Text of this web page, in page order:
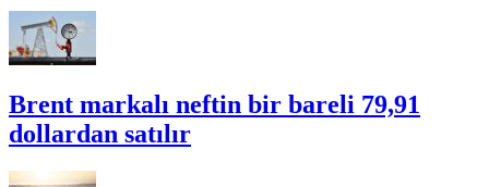
Brent markalı neftin bir bareli 79,91
dollardan satılır